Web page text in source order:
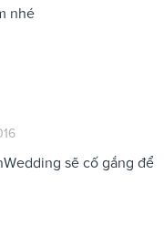
nhé
sẽ cố gắng để